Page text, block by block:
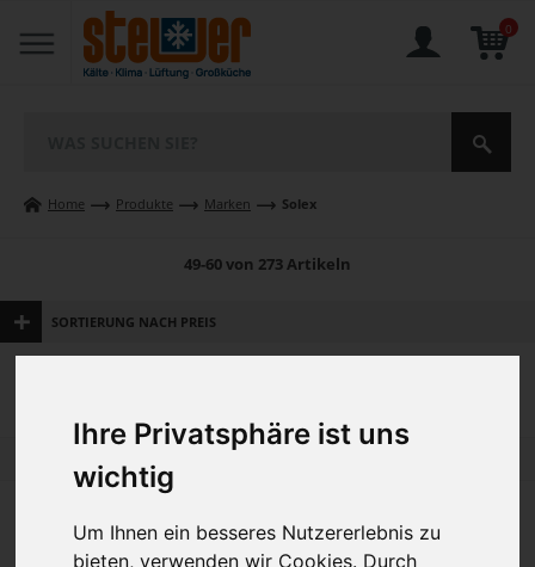
Ihre Privatsphäre ist uns
wichtig
Um Ihnen ein besseres Nutzererlebnis zu
bieten, verwenden wir Cookies. Durch
0
Home Produkte Marken Solex
49-60 von 273 Artikeln
SORTIERUNG NACH PREIS